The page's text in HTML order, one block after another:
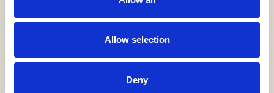
Allow selection
Deny
Materias, derechos, colecciones e identificadores
SUBJECTS